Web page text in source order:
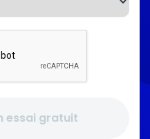
essai gratuit